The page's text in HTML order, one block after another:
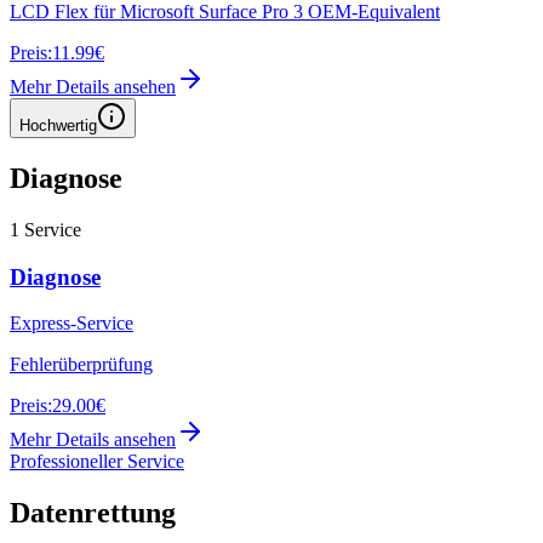
LCD Flex für Microsoft Surface Pro 3 OEM-Equivalent
Preis:11.99€
Mehr Details ansehen
Hochwertig
Diagnose
1 Service
Diagnose
Express-Service
Fehlerüberprüfung
Preis:29.00€
Mehr Details ansehen
Professioneller Service
Datenrettung